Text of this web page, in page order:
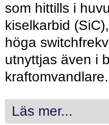
som hittills i
kiselkarbid
höga
utnyttjas även i
kraftomvandlare.
Läs mer...